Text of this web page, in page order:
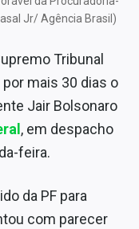
Jr/ Agência Brasil)
Tribunal
mais 30 dias o
Jair Bolsonaro
, em despacho
feira.
da PF para
com parecer